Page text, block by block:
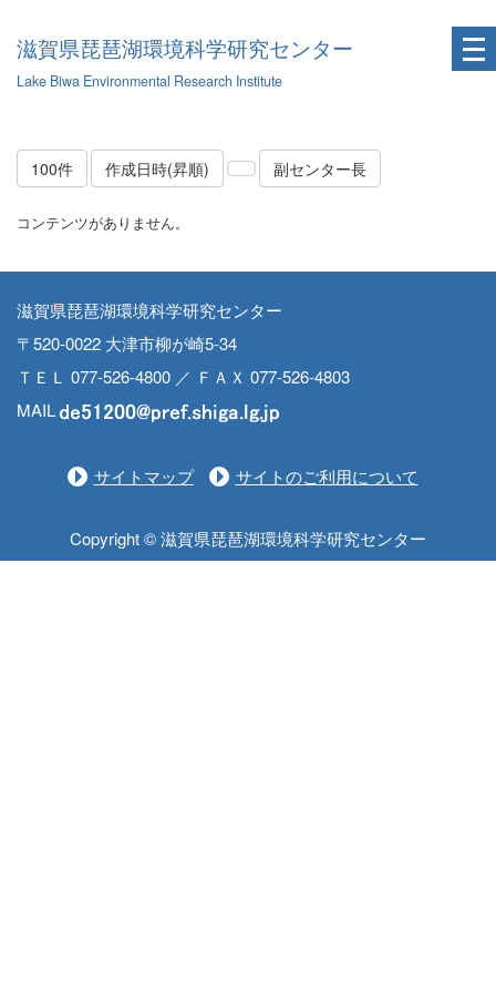
滋賀県琵琶湖環境科学研究センター
Lake Biwa Environmental Research Institute
100件 作成日時(昇順) 副センター長
コンテンツがありません。
滋賀県琵琶湖環境科学研究センター
〒520-0022 大津市柳が崎5-34
ＴＥＬ 077-526-4800 ／ ＦＡＸ 077-526-4803
MAIL
サイトマップ サイトのご利用について
Copyright © 滋賀県琵琶湖環境科学研究センター